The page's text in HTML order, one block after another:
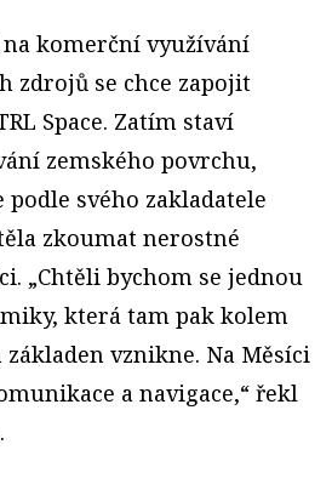
komerční využívání
zdrojů se chce zapojit
Space. Zatím staví
zemského povrchu,
svého zakladatele
zkoumat nerostné
„Chtěli bychom se jednou
která tam pak kolem
vznikne. Na Měsíci
a navi­gace,“ řekl